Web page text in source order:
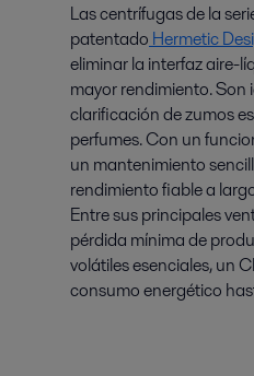
Las centrífugas de la
patentado Hermetic
eliminar la interfaz aire-
mayor rendimiento. Son
clarificación de zumos
perfumes. Con un
un mantenimiento
rendimiento fiable a
Entre sus principales
pérdida mínima de
volátiles esenciales, un
consumo energético